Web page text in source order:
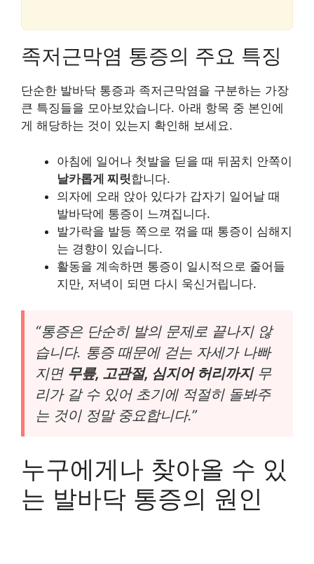
족저근막염 통증의 주요 특징
단순한 발바닥 통증과 족저근막염을 구분하는 가장
큰 특징들을 모아보았습니다. 아래 항목 중 본인에
게 해당하는 것이 있는지 확인해 보세요.
아침에 일어나 첫발을 딛을 때 뒤꿈치 안쪽이
날카롭게 찌릿합니다.
의자에 오래 앉아 있다가 갑자기 일어날 때
발바닥에 통증이 느껴집니다.
발가락을 발등 쪽으로 꺾을 때 통증이 심해지
는 경향이 있습니다.
활동을 계속하면 통증이 일시적으로 줄어들
지만, 저녁이 되면 다시 욱신거립니다.
“통증은 단순히 발의 문제로 끝나지 않
습니다. 통증 때문에 걷는 자세가 나빠
지면 무릎, 고관절, 심지어 허리까지무
리가 갈 수 있어 초기에 적절히 돌봐주
는 것이 정말 중요합니다.”
누구에게나 찾아올 수 있
는 발바닥 통증의 원인